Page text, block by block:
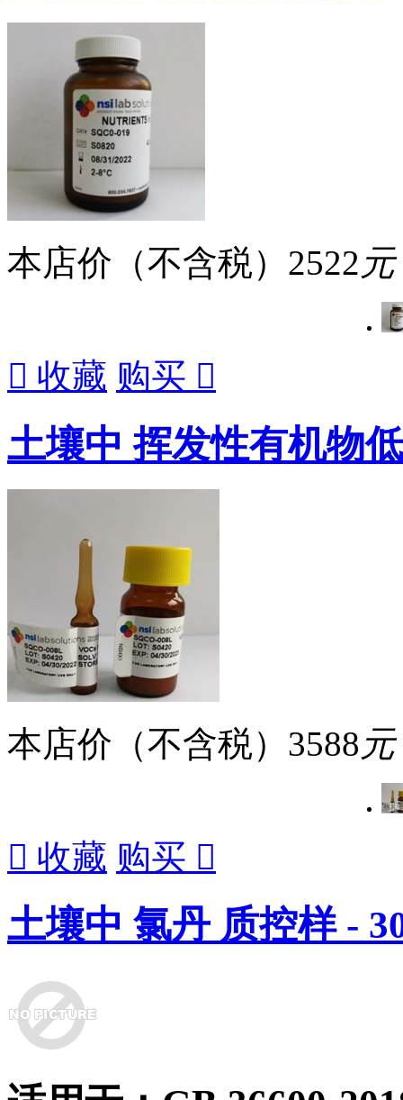
本店价（不含税） 2522 元
 收藏 购买 
土壤中 挥发性有机物
本店价（不含税） 3588 元
 收藏 购买 
土壤中 氯丹 质控样 -